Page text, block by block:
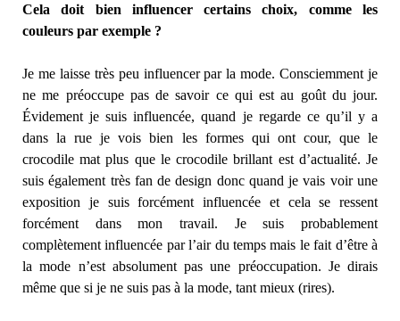
Cela doit bien influencer certains choix, comme les
couleurs par exemple ?
Je me laisse très peu influencer par la mode. Consciemment je
ne me préoccupe pas de savoir ce qui est au goût du jour.
Évidement je suis influencée, quand je regarde ce qu’il y a
dans la rue je vois bien les formes qui ont cour, que le
crocodile mat plus que le crocodile brillant est d’actualité. Je
suis également très fan de design donc quand je vais voir une
exposition je suis forcément influencée et cela se ressent
forcément dans mon travail. Je suis probablement
complètement influencée par l’air du temps mais le fait d’être à
la mode n’est absolument pas une préoccupation. Je dirais
même que si je ne suis pas à la mode, tant mieux (rires).